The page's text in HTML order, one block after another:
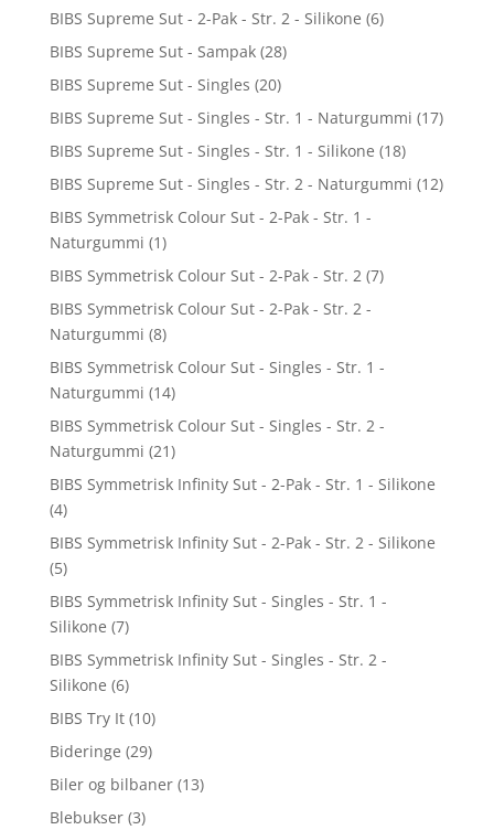
BIBS Supreme Sut - 2-Pak - Str. 2 - Silikone (6)
BIBS Supreme Sut - Sampak (28)
BIBS Supreme Sut - Singles (20)
BIBS Supreme Sut - Singles - Str. 1 - Naturgummi (17)
BIBS Supreme Sut - Singles - Str. 1 - Silikone (18)
BIBS Supreme Sut - Singles - Str. 2 - Naturgummi (12)
BIBS Symmetrisk Colour Sut - 2-Pak - Str. 1 -
Naturgummi (1)
BIBS Symmetrisk Colour Sut - 2-Pak - Str. 2 (7)
BIBS Symmetrisk Colour Sut - 2-Pak - Str. 2 -
Naturgummi (8)
BIBS Symmetrisk Colour Sut - Singles - Str. 1 -
Naturgummi (14)
BIBS Symmetrisk Colour Sut - Singles - Str. 2 -
Naturgummi (21)
BIBS Symmetrisk Infinity Sut - 2-Pak - Str. 1 - Silikone
(4)
BIBS Symmetrisk Infinity Sut - 2-Pak - Str. 2 - Silikone
(5)
BIBS Symmetrisk Infinity Sut - Singles - Str. 1 -
Silikone (7)
BIBS Symmetrisk Infinity Sut - Singles - Str. 2 -
Silikone (6)
BIBS Try It (10)
Bideringe (29)
Biler og bilbaner (13)
Blebukser (3)